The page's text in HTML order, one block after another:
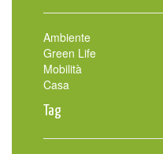
Ambiente
Green Life
Mobilità
Casa
Tag